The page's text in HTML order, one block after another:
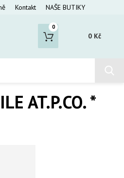
Kontakt NAŠE BUTIKY
0
0 Kč
AT.P.CO. *